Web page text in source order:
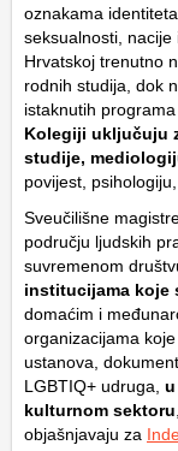
oznakama
seksualnosti,
Hrvatskoj trenutno
rodnih studija, dok
istaknutih
Kolegiji uključuju
studije,
povijest,
Sveučilišne
području ljudskih
suvremenom
institucijama koje
domaćim i
organizacijama
ustanova,
LGBTIQ+ udruga,
kulturnom sektoru
objašnjavaju za